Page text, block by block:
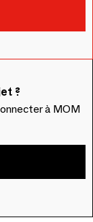
?
à MOM